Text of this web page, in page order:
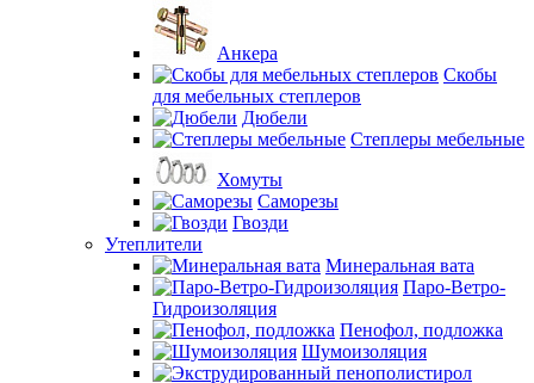
Анкера
Скобы
для мебельных степлеров
Дюбели
Степлеры мебельные
Хомуты
Саморезы
Гвозди
Утеплители
Минеральная вата
Паро-Ветро-
Гидроизоляция
Пенофол, подложка
Шумоизоляция